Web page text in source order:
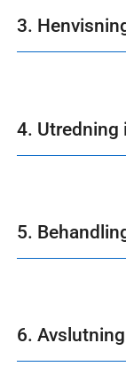
3.
4. Utredning
5.
6.